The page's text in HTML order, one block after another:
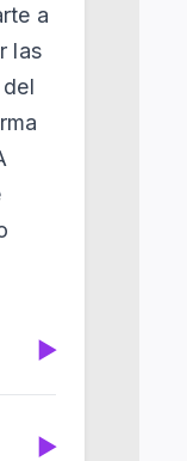
a
las
▶
▶